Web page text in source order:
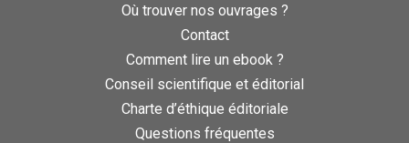
Où trouver nos ouvrages ?
Contact
Comment lire un ebook ?
Conseil scientifique et éditorial
Charte d’éthique éditoriale
Questions fréquentes